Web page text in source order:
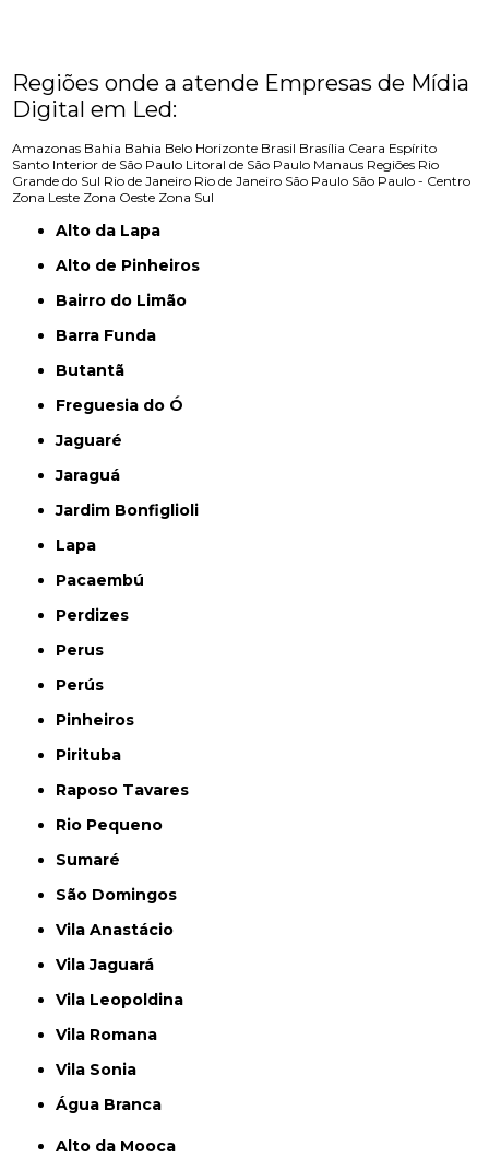
Regiões onde a atende Empresas de Mídia
Digital em Led:
Amazonas Bahia Bahia Belo Horizonte Brasil Brasília Ceara Espírito
Santo Interior de São Paulo Litoral de São Paulo Manaus Regiões Rio
Grande do Sul Rio de Janeiro Rio de Janeiro São Paulo São Paulo - Centro
Zona Leste Zona Oeste Zona Sul
Alto da Lapa
Alto de Pinheiros
Bairro do Limão
Barra Funda
Butantã
Freguesia do Ó
Jaguaré
Jaraguá
Jardim Bonfiglioli
Lapa
Pacaembú
Perdizes
Perus
Perús
Pinheiros
Pirituba
Raposo Tavares
Rio Pequeno
Sumaré
São Domingos
Vila Anastácio
Vila Jaguará
Vila Leopoldina
Vila Romana
Vila Sonia
Água Branca
Alto da Mooca